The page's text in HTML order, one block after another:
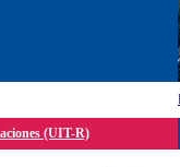
(UIT-R)